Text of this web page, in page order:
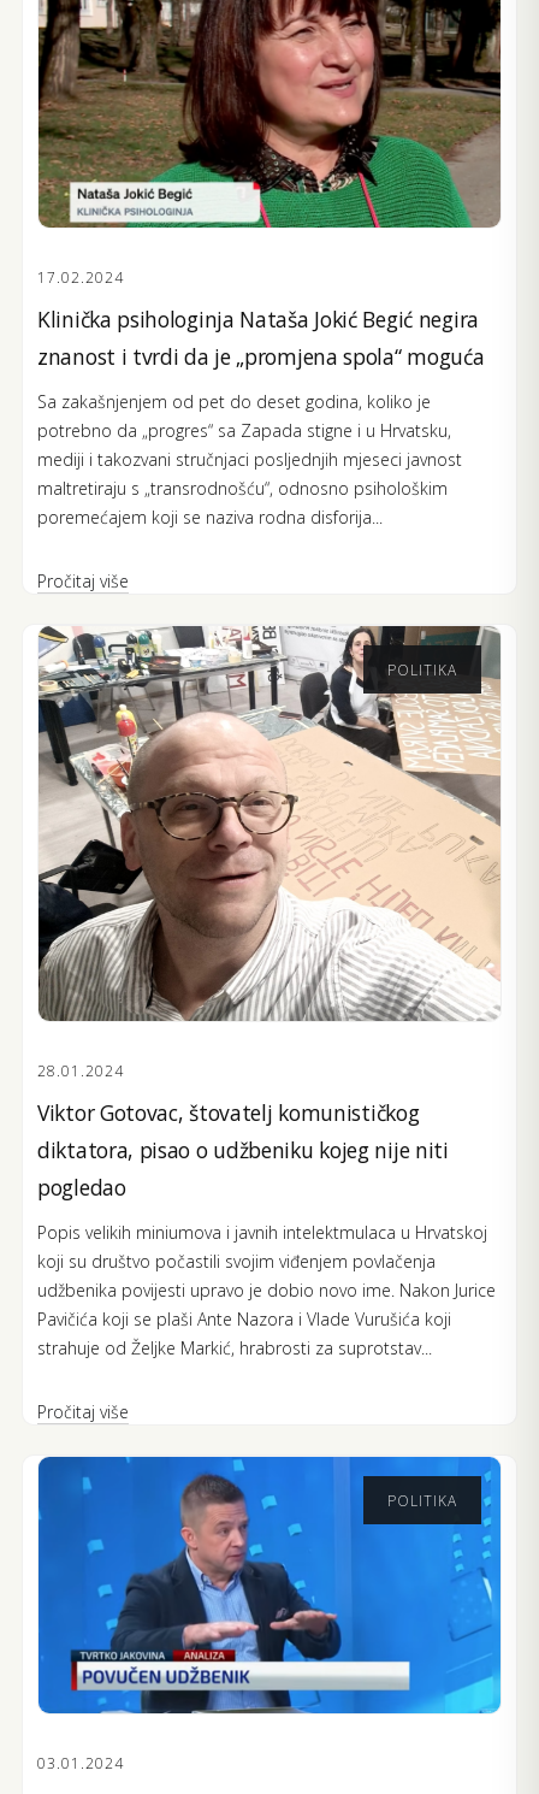
17.02.2024
Klinička psihologinja Nataša Jokić Begić negira
znanost i tvrdi da je „promjena spola“ moguća
Sa zakašnjenjem od pet do deset godina, koliko je
potrebno da „progres“ sa Zapada stigne i u Hrvatsku,
mediji i takozvani stručnjaci posljednjih mjeseci javnost
maltretiraju s „transrodnošću“, odnosno psihološkim
poremećajem koji se naziva rodna disforija...
Pročitaj više
POLITIKA
28.01.2024
Viktor Gotovac, štovatelj komunističkog
diktatora, pisao o udžbeniku kojeg nije niti
pogledao
Popis velikih miniumova i javnih intelektmulaca u Hrvatskoj
koji su društvo počastili svojim viđenjem povlačenja
udžbenika povijesti upravo je dobio novo ime. Nakon Jurice
Pavičića koji se plaši Ante Nazora i Vlade Vurušića koji
strahuje od Željke Markić, hrabrosti za suprotstav...
Pročitaj više
POLITIKA
03.01.2024